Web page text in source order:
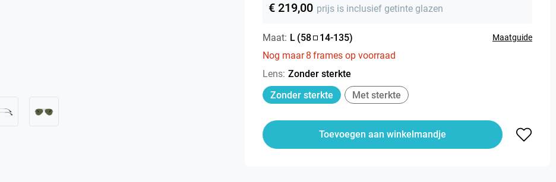
€ 219,00 prijs is inclusief getinte glazen
Maat: L (58 14-135) Maatguide
Nog maar 8 frames op voorraad
Lens: Zonder sterkte
Zonder sterkte
Met sterkte
Toevoegen aan winkelmandje